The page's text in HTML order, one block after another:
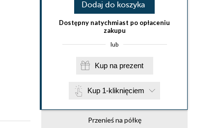
Dodaj do koszyka
Dostępny natychmiast po opłaceniu
zakupu
lub
Kup na prezent
Kup 1-kliknięciem
Przenieś na półkę